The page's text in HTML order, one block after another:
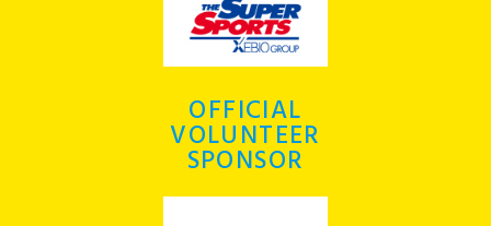
OFFICIAL
VOLUNTEER
SPONSOR